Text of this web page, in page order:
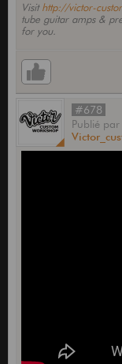
Visithttp://victor-
tube guitar amps &
for you.
#678
Publié par